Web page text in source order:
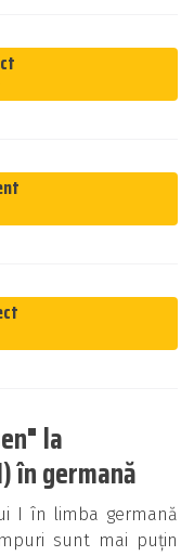
la
în germană
I în limba germană
sunt mai puțin